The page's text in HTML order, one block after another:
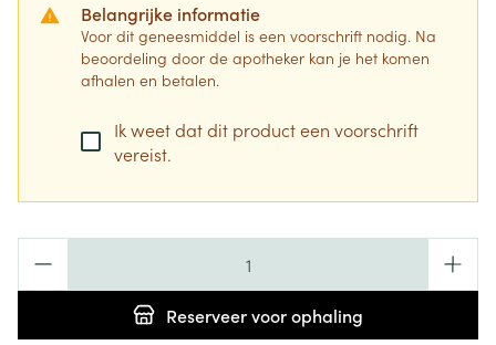
Belangrijke informatie
Voor dit geneesmiddel is een voorschrift nodig. Na
beoordeling door de apotheker kan je het komen
afhalen en betalen.
Ik weet dat dit product een voorschrift
vereist.
Reserveervoor ophaling